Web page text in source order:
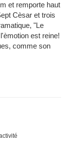
et remporte haut
Cèsar et trois
"Le
est reine!
comme son